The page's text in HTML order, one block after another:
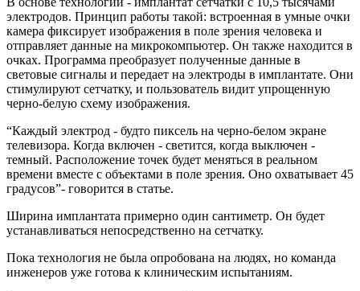
электродов. Принцип работы такой: встроенная в умные очки
камера фиксирует изображения в поле зрения человека и
отправляет данные на микрокомпьютер. Он также находится в
очках. Программа преобразует полученные данные в
световые сигналы и передает на электроды в имплантате. Они
стимулируют сетчатку, и пользователь видит упрощенную
черно-белую схему изображения.
“Каждый электрод - будто пиксель на черно-белом экране
телевизора. Когда включен - светится, когда выключен -
темный. Расположение точек будет меняться в реальном
времени вместе с объектами в поле зрения. Оно охватывает 45
градусов”- говорится в статье.
Ширина имплантата примерно один сантиметр. Он будет
устанавливаться непосредственно на сетчатку.
Пока технология не была опробована на людях, но команда
инженеров уже готова к клиническим испытаниям.